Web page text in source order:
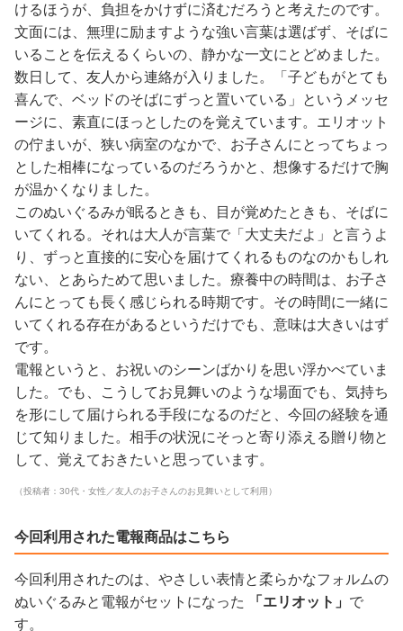
けるほうが、負担をかけずに済むだろうと考えたのです。
文面には、無理に励ますような強い言葉は選ばず、そばに
いることを伝えるくらいの、静かな一文にとどめました。
数日して、友人から連絡が入りました。「子どもがとても
喜んで、ベッドのそばにずっと置いている」というメッセ
ージに、素直にほっとしたのを覚えています。エリオット
の佇まいが、狭い病室のなかで、お子さんにとってちょっ
とした相棒になっているのだろうかと、想像するだけで胸
が温かくなりました。
このぬいぐるみが眠るときも、目が覚めたときも、そばに
いてくれる。それは大人が言葉で「大丈夫だよ」と言うよ
り、ずっと直接的に安心を届けてくれるものなのかもしれ
ない、とあらためて思いました。療養中の時間は、お子さ
んにとっても長く感じられる時期です。その時間に一緒に
いてくれる存在があるというだけでも、意味は大きいはず
です。
電報というと、お祝いのシーンばかりを思い浮かべていま
した。でも、こうしてお見舞いのような場面でも、気持ち
を形にして届けられる手段になるのだと、今回の経験を通
じて知りました。相手の状況にそっと寄り添える贈り物と
して、覚えておきたいと思っています。
（投稿者：30代・女性／友人のお子さんのお見舞いとして利用）
今回利用された電報商品はこちら
今回利用されたのは、やさしい表情と柔らかなフォルムの
ぬいぐるみと電報がセットになった
「エリオット」 で
す。